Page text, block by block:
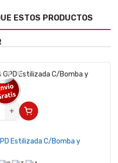
ESTOS PRODUCTOS
+
Estilizada C/Bomba y